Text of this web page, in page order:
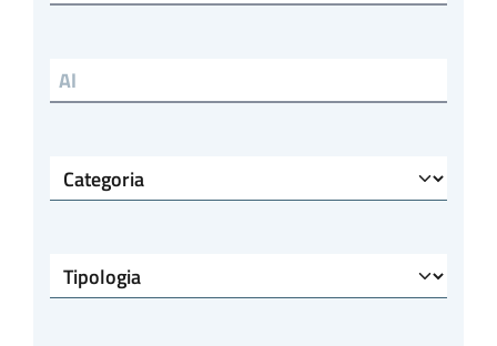
Scadenza al
Categoria
Tipologia